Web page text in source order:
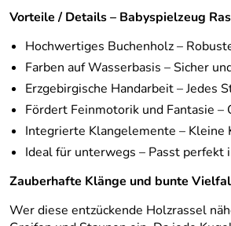
Vorteile / Details – Babyspielzeug
Hochwertiges Buchenholz –
Farben auf Wasserbasis – Sicher
Erzgebirgische Handarbeit – Jedes
Fördert Feinmotorik und Fantasie
Integrierte Klangelemente – Kleine
Ideal für unterwegs – Passt perfekt
Zauberhafte Klänge und bunte
Wer diese entzückende Holzrassel